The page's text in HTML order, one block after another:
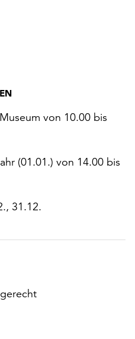
von 10.00 bis
(01.01.) von 14.00 bis
31.12.